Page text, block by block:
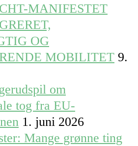
MANIFESTET
OG
MOBILITET 9.
om
tog fra EU-
1. juni 2026
Mange grønne ting